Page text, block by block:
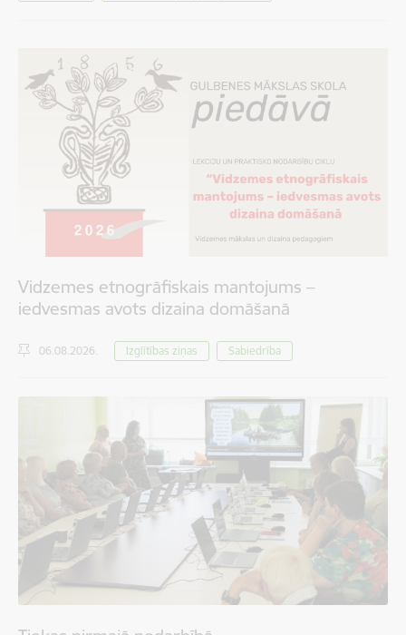
Vidzemes etnogrāfiskais mantojums –
iedvesmas avots dizaina domāšanā
06.08.2026. Izglītības ziņas Sabiedrība